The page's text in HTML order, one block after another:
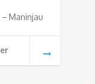
Maninjau